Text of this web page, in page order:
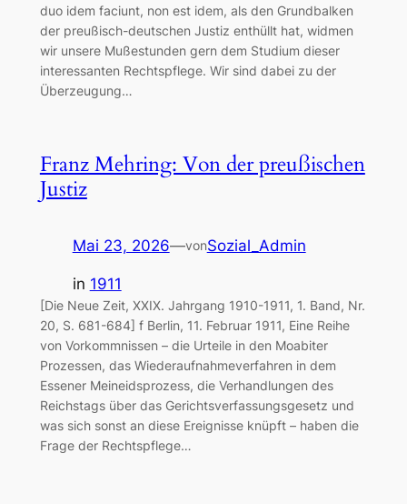
duo idem faciunt, non est idem, als den Grundbalken
der preußisch-deutschen Justiz enthüllt hat, widmen
wir unsere Mußestunden gern dem Studium dieser
interessanten Rechtspflege. Wir sind dabei zu der
Überzeugung…
Franz Mehring: Von der preußischen
Justiz
Mai 23, 2026—vonSozial_Admin
in 1911
[Die Neue Zeit, XXIX. Jahrgang 1910-1911, 1. Band, Nr.
20, S. 681-684] f Berlin, 11. Februar 1911, Eine Reihe
von Vorkommnissen – die Urteile in den Moabiter
Prozessen, das Wiederaufnahmeverfahren in dem
Essener Meineidsprozess, die Verhandlungen des
Reichstags über das Gerichtsverfassungsgesetz und
was sich sonst an diese Ereignisse knüpft – haben die
Frage der Rechtspflege…